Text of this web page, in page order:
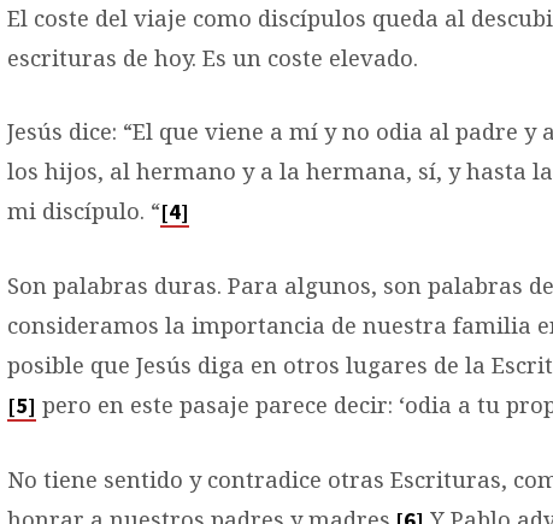
El coste del viaje como discípulos queda al
escrituras de hoy. Es un coste elevado.
Jesús dice: “El que viene a mí y no odia al padre
los hijos, al hermano y a la hermana, sí, y hasta
mi discípulo. “[4]
Son palabras duras. Para algunos, son palabras
consideramos la importancia de nuestra familia
posible que Jesús diga en otros lugares de la
[5] pero en este pasaje parece decir: ‘odia a tu
No tiene sentido y contradice otras Escrituras,